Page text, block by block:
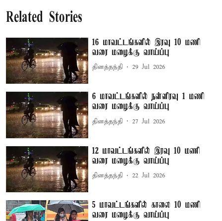
Related Stories
16 மாவட்டங்களில் இரவு 10 மணி
வரை மழைக்கு வாய்ப்பு
தினத்தந்தி 29 Jul 2026
6 மாவட்டங்களில் நள்ளிரவு 1 மணி
வரை மழைக்கு வாய்ப்பு
தினத்தந்தி 27 Jul 2026
12 மாவட்டங்களில் இரவு 10 மணி
வரை மழைக்கு வாய்ப்பு
தினத்தந்தி 22 Jul 2026
5 மாவட்டங்களில் காலை 10 மணி
வரை மழைக்கு வாய்ப்பு